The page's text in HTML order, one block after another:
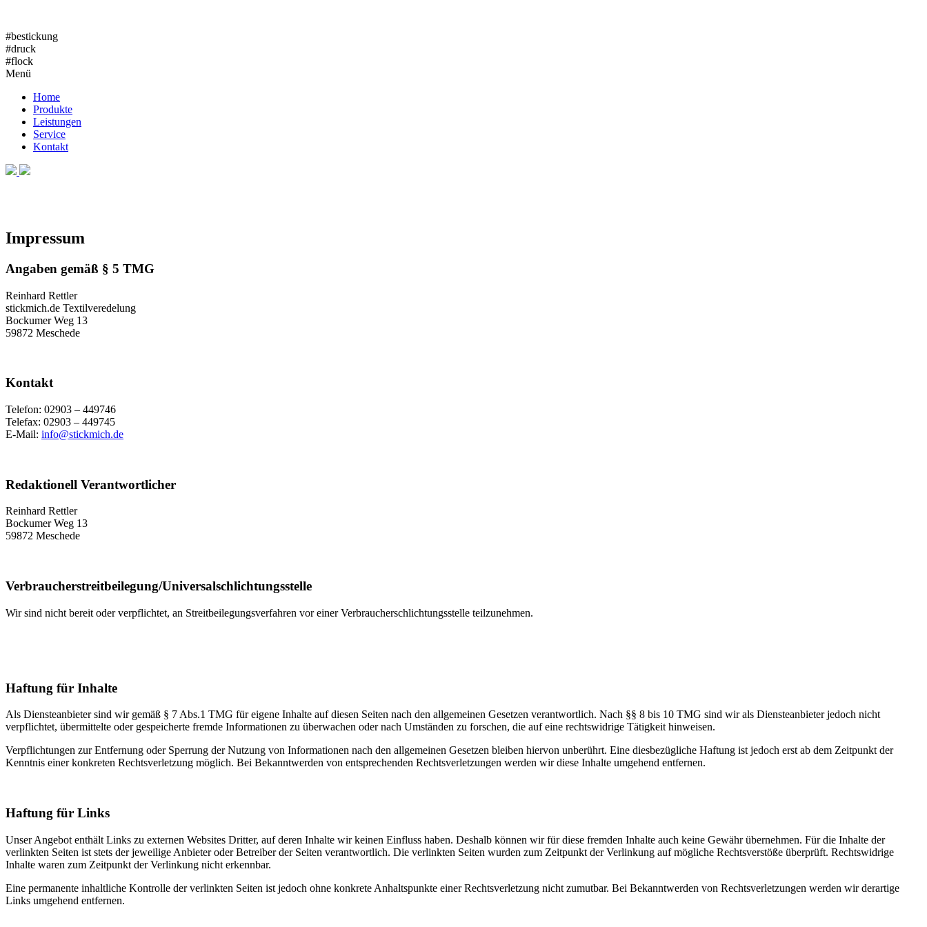
#bestickung
#druck
#flock
Menü
Home
Produkte
Leistungen
Service
Kontakt
Impressum
Angaben gemäß § 5 TMG
Reinhard Rettler
stickmich.de Textilveredelung
Bockumer Weg 13
59872 Meschede
Kontakt
Telefon: 02903 – 449746
Telefax: 02903 – 449745
E-Mail: info@stickmich.de
Redaktionell Verantwortlicher
Reinhard Rettler
Bockumer Weg 13
59872 Meschede
Verbraucher­streit­beilegung/Universal­schlichtungs­stelle
Wir sind nicht bereit oder verpflichtet, an Streitbeilegungsverfahren vor einer Verbraucherschlichtungsstelle teilzunehmen.
Haftung für Inhalte
Als Diensteanbieter sind wir gemäß § 7 Abs.1 TMG für eigene Inhalte auf diesen Seiten nach den allgemeinen Gesetzen verantwortlich. Nach §§ 8 bis 10 TMG sind wir als Diensteanbieter jedoch nicht
verpflichtet, übermittelte oder gespeicherte fremde Informationen zu überwachen oder nach Umständen zu forschen, die auf eine rechtswidrige Tätigkeit hinweisen.
Verpflichtungen zur Entfernung oder Sperrung der Nutzung von Informationen nach den allgemeinen Gesetzen bleiben hiervon unberührt. Eine diesbezügliche Haftung ist jedoch erst ab dem Zeitpunkt der
Kenntnis einer konkreten Rechtsverletzung möglich. Bei Bekanntwerden von entsprechenden Rechtsverletzungen werden wir diese Inhalte umgehend entfernen.
Haftung für Links
Unser Angebot enthält Links zu externen Websites Dritter, auf deren Inhalte wir keinen Einfluss haben. Deshalb können wir für diese fremden Inhalte auch keine Gewähr übernehmen. Für die Inhalte der
verlinkten Seiten ist stets der jeweilige Anbieter oder Betreiber der Seiten verantwortlich. Die verlinkten Seiten wurden zum Zeitpunkt der Verlinkung auf mögliche Rechtsverstöße überprüft. Rechtswidrige
Inhalte waren zum Zeitpunkt der Verlinkung nicht erkennbar.
Eine permanente inhaltliche Kontrolle der verlinkten Seiten ist jedoch ohne konkrete Anhaltspunkte einer Rechtsverletzung nicht zumutbar. Bei Bekanntwerden von Rechtsverletzungen werden wir derartige
Links umgehend entfernen.